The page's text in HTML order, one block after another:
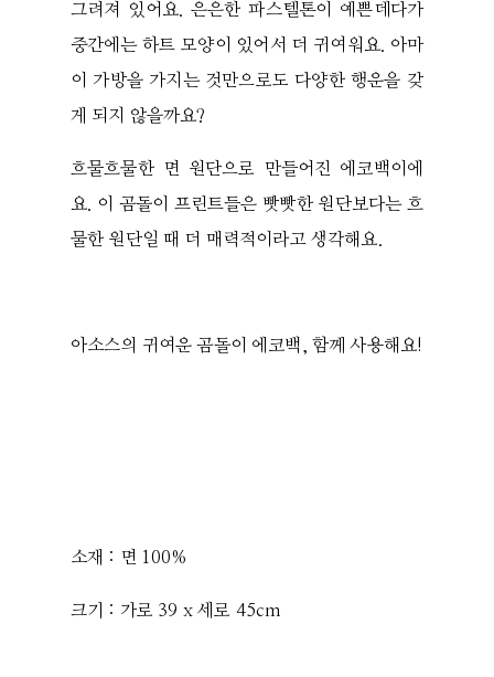
그려져 있어요. 은은한 파스텔톤이 예쁜데다가
중간에는 하트 모양이 있어서 더 귀여워요. 아마
이 가방을 가지는 것만으로도 다양한 행운을 갖
게 되지 않을까요?
흐물흐물한 면 원단으로 만들어진 에코백이에
요. 이 곰돌이 프린트들은 빳빳한 원단보다는 흐
물한 원단일 때 더 매력적이라고 생각해요.
아소스의 귀여운 곰돌이 에코백, 함께 사용해요!
소재 : 면 100%
크기 : 가로 39 x 세로 45cm